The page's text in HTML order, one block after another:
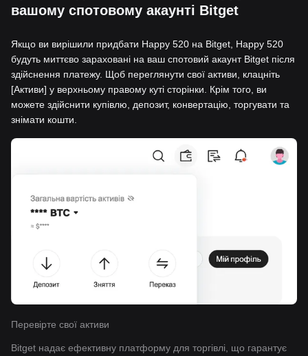
вашому спотовому акаунті Bitget
Якщо ви вирішили придбати Happy 520 на Bitget, Happy 520
будуть миттєво зараховані на ваш спотовий акаунт Bitget після
здійснення платежу. Щоб переглянути свої активи, клацніть
[Активи] у верхньому правому куті сторінки. Крім того, ви
можете здійснити купівлю, депозит, конвертацію, торгувати та
знімати кошти.
Перевірте свої активи
Bitget надає ефективну платформу для торгівлі, що гарантує